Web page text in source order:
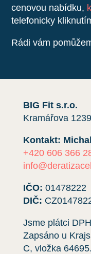
cenovou nabídku,
telefonicky
Rádi vám
BIG Fit s.r.o.
Kramářova
Kontakt:
+420 606 366
IČO: 01478222
DIČ:
Jsme plátci
Zapsáno u
C, vložka 64695.